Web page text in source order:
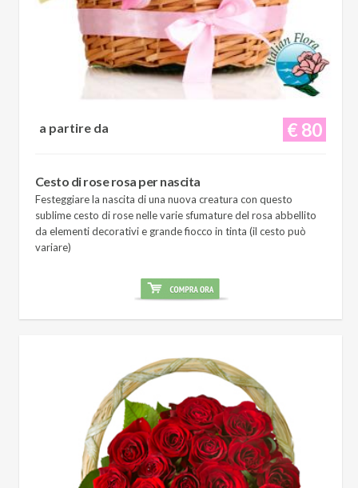
€ 80
a partire da
Cesto di rose rosa per nascita
Festeggiare la nascita di una nuova creatura con questo
sublime cesto di rose nelle varie sfumature del rosa abbellito
da elementi decorativi e grande fiocco in tinta (il cesto può
variare)